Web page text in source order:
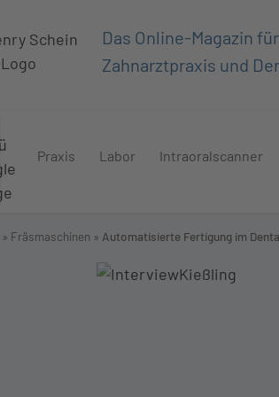
Das Online-
Magazin für
Das Online-Magazin für
Zahnarztpraxis und
Praxis Labor Intraoralscanner
» Fräsmaschinen » Automatisierte Fertigung im